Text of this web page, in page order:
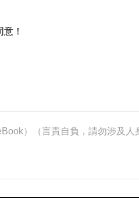
！
）（言責自負，請勿涉及人